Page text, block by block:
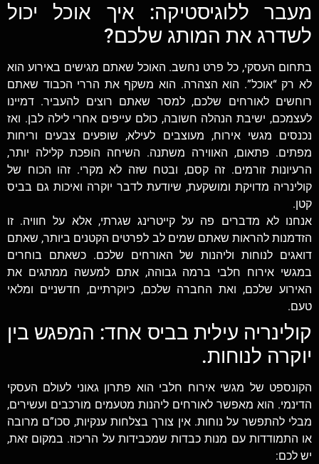
מעבר ללוגיסטיקה: איך אוכל יכול
לשדרג את המותג שלכם?
בתחום העסקי, כל פרט נחשב. האוכל שאתם מגישים באירוע הוא
לא רק “אוכל”. הוא הצהרה. הוא משקף את הררי הכבוד שאתם
רוחשים לאורחים שלכם, למסר שאתם רוצים להעביר. דמיינו
לעצמכם, ישיבת הנהלה חשובה, כולם עייפים אחרי לילה לבן. ואז
נכנסים מגשי אירוח, מעוצבים לעילא, שופעים צבעים וריחות
מפתים. פתאום, האווירה משתנה. השיחה הופכת קלילה יותר,
הרעיונות זורמים. זה קסם, ובטח שזה לא מקרי. זהו הכוח של
קולינריה מדויקת ומושקעת, שיודעת לדבר יוקרה ואיכות גם בביס
קטן.
אנחנו לא מדברים פה על קייטרינג שגרתי, אלא על חוויה. זו
הזדמנות להראות שאתם שמים לב לפרטים הקטנים ביותר, שאתם
דואגים לנוחות וליהנות של האורחים שלכם. כשאתם בוחרים
במגשי אירוח חלבי ברמה גבוהה, אתם למעשה ממתגים את
האירוע שלכם, ואת החברה שלכם, כיוקרתיים, חדשניים ומלאי
טעם.
קולינריה עילית בביס אחד: המפגש בין
יוקרה לנוחות.
הקונספט של מגשי אירוח חלבי הוא פתרון גאוני לעולם העסקי
הדינמי. הוא מאפשר לאורחים ליהנות מטעמים מורכבים ועשירים,
מבלי להתפשר על נוחות. אין צורך בצלחות ענקיות, סכו”ם מרובה
או התמודדות עם מנות כבדות שמכבידות על הריכוז. במקום זאת,
יש לכם: